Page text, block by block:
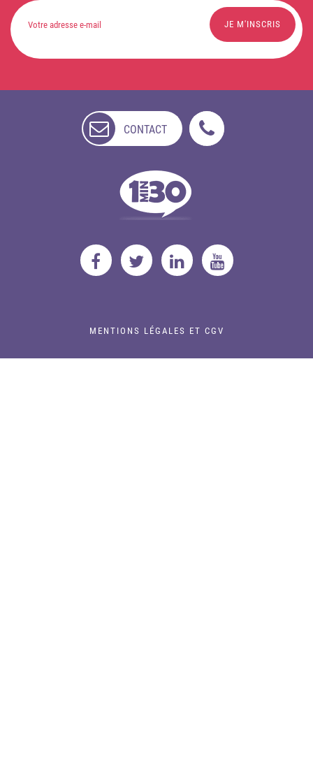
CONTACT
DISPONIBLE
MENTIONS LÉGALES ET CGV